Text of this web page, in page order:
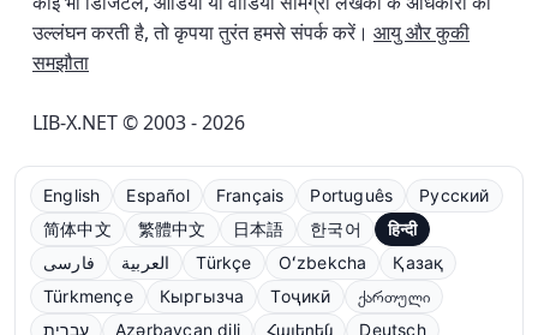
उल्लंघन करती है, तो कृपया तुरंत हमसे संपर्क करें। आयु और कुकी
समझौता
LIB-X.NET © 2003 - 2026
English Español Français Português
Русский
简体中文
繁體中文 日本語 한국어
हिन्दी
فارسی
العربية Türkçe Oʻzbekcha
Қазақ
Türkmençe
Кыргызча Тоҷикӣ
ქართული
עברית
Azərbaycan dili Հայերեն Deutsch